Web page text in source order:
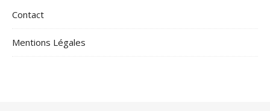
Contact
Mentions Légales